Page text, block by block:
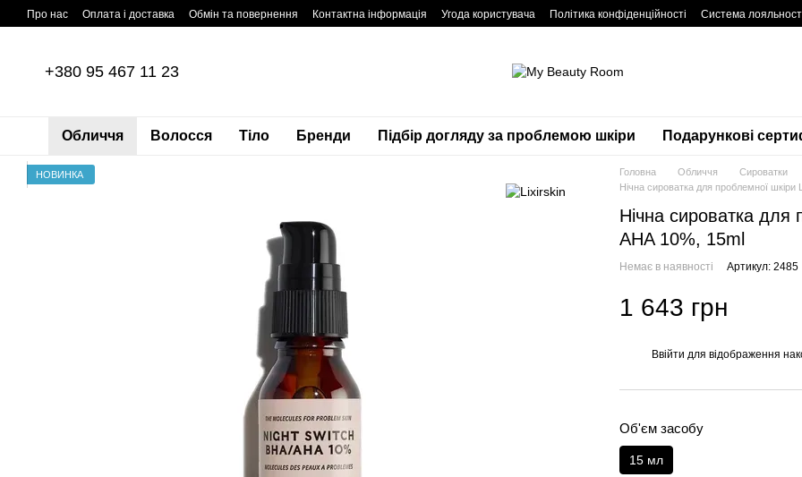
Перейти до основного контенту
Про нас Оплата і доставка Обмін та повернення Контактна інформація Угода користувача Політика конфіденційності Система
+380 95 467 11 23
Обличчя Волосся Тіло Бренди Підбір догляду за проблемою шкіри Подарункові
НОВИНКА Головна Обличчя Сироватки
Нічна сироватка для проблемної
Нічна сироватка для
AHA 10%, 15ml
Немає в наявності Артикул: 2485
1 643 грн
Ввійти для відображення
Об'єм засобу
15 мл